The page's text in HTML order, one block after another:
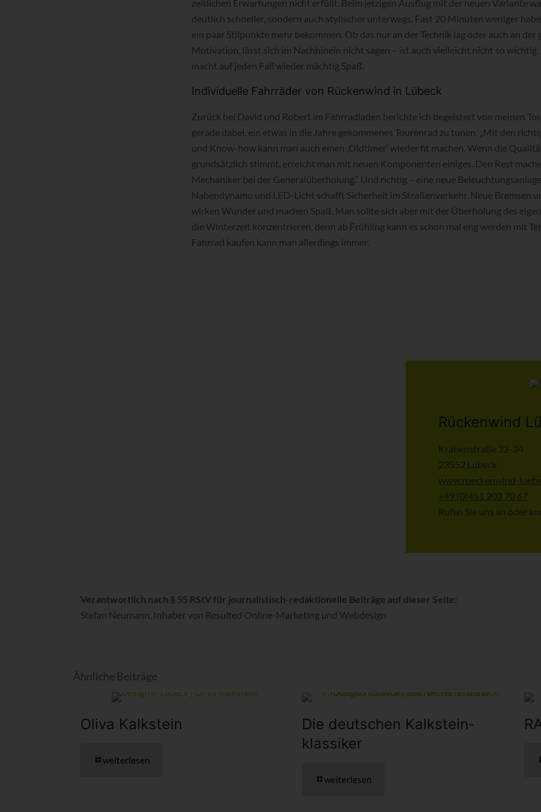
zeitlichen Erwartungen nicht erfüllt. Beim jetzigen Ausflug mit der neuen Variante
deutlich schneller, sondern auch stylischer unterwegs. Fast 20 Minuten weniger
ein paar Stilpunkte mehr bekommen. Ob das nur an der Technik lag oder auch an der
Motivation, lässt sich im Nachhinein nicht sagen – ist auch vielleicht nicht so
macht auf jeden Fall wieder mächtig Spaß.
Individuelle Fahrräder von Rückenwind in Lübeck
Zurück bei David und Robert im Fahrradladen berichte ich begeistert von meinen
gerade dabei, ein etwas in die Jahre gekommenes Tourenrad zu tunen. „Mit den
und Know-how kann man auch einen ‚Oldtimer‘ wieder fit machen. Wenn die
grundsätzlich stimmt, erreicht man mit neuen Komponenten einiges. Den Rest
Mechaniker bei der Generalüberholung.“ Und richtig – eine neue
Nabendynamo und LED-Licht schafft Sicherheit im Straßenverkehr. Neue Bremsen
wirken Wunder und machen Spaß. Man sollte sich aber mit der Überholung des
die Winterzeit konzentrieren, denn ab Frühling kann es schon mal eng werden mit
Fahrrad kaufen kann man allerdings immer.
Rückenwind
Krähenstraße 32-34
23552 Lübeck
www.rueckenwind-
+49 (0)451 203 70 67
Rufen Sie uns an oder
Verantwortlich nach § 55 RStV für journalistisch-redaktionelle Beiträge auf dieser Seite:
Stefan Neumann, Inhaber von Resulted Online-Marketing und Webdesign
Ähnliche Beiträge
Oliva Kalkstein
weiterlesen
Die deutschen Kalkstein­
klassiker
weiterlesen